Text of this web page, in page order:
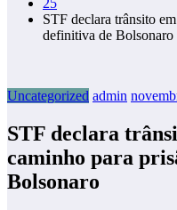
STF declara trânsito
definitiva de Bolsonaro
Uncategorized admin
STF declara
caminho para
Bolsonaro